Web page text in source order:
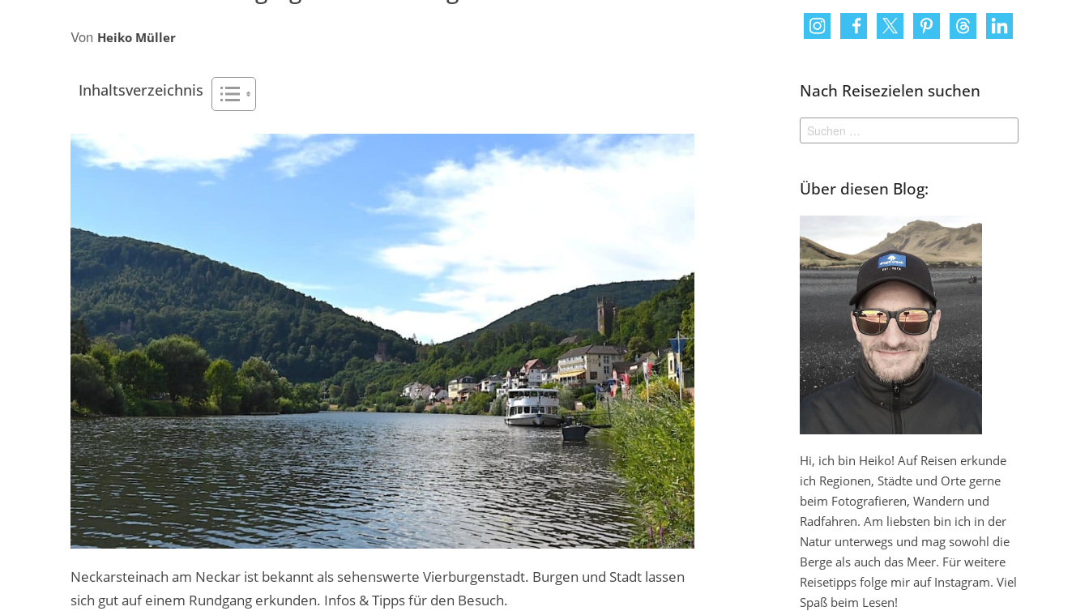
OZEANIEN
Von Heiko Müller
Inhaltsverzeichnis
Neckarsteinach am Neckar ist bekannt als sehenswerte Vierburgenstadt. Burgen und Stadt lassen
sich gut auf einem Rundgang erkunden. Infos & Tipps für den Besuch.
Nach Reisezielen suchen
Suchen
nach:
Über diesen Blog:
Hi, ich bin Heiko! Auf Reisen erkunde
ich Regionen, Städte und Orte gerne
beim Fotografieren, Wandern und
Radfahren. Am liebsten bin ich in der
Natur unterwegs und mag sowohl die
Berge als auch das Meer. Für weitere
Reisetipps folge mir auf Instagram. Viel
Spaß beim Lesen!